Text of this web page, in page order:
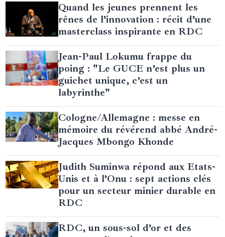
Quand les jeunes prennent les
rênes de l’innovation : récit d’une
masterclass inspirante en RDC
Jean-Paul Lokumu frappe du
poing : "Le GUCE n’est plus un
guichet unique, c’est un
labyrinthe"
Cologne/Allemagne : messe en
mémoire du révérend abbé André-
Jacques Mbongo Khonde
Judith Suminwa répond aux Etats-
Unis et à l’Onu : sept actions clés
pour un secteur minier durable en
RDC
RDC, un sous-sol d’or et des